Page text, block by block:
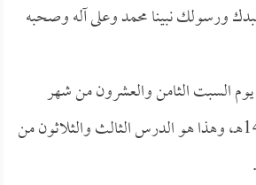
ورسولك نبينا محمد وعلى آله وصحبه
يوم السبت الثامن والعشرون من شهر
جمادي الأولى لعام 1412هـ، وهذا هو الدرس الثالث والثلاثون من